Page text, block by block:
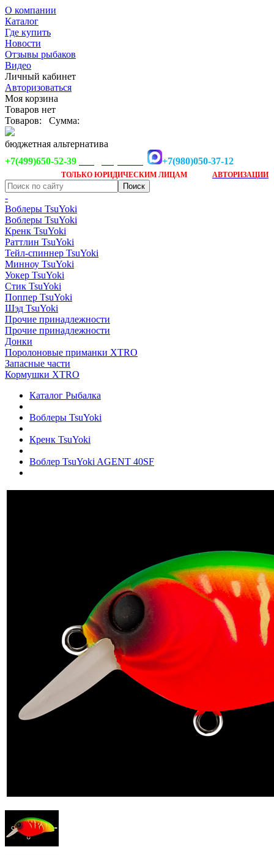
О компании
Каталог
Где купить
Новости
Отзывы рыбаков
Видео
Личный кабинет
Авторизоваться
Моя корзина
Товаров нет
Товаров:
Сумма:
бюджетная альтернатива
+7(499)650-52-39
+7(980)050-37-12
ТОЛЬКО ЮРИДИЧЕСКИМ ЛИЦАМ АВТОРИЗАЦИИ
-
Воблеры TsuYoki
Воблеры TsuYoki
Кренк TsuYoki
Раттлин TsuYoki
Тейл-спиннер TsuYoki
Минноу TsuYoki
Уокер TsuYoki
Стик TsuYoki
Поппер TsuYoki
Шэд TsuYoki
Прочие принадлежности
Прочие принадлежности
Донки
Поролоновые приманки XTRO
Запасные части
Кормушки XTRO
Каталог Рыбалка
Воблеры TsuYoki
Кренк TsuYoki
Воблер TsuYoki AGENT 40SF